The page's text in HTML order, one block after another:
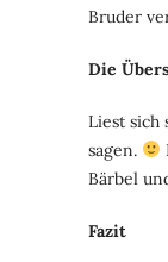
Bruder
Die
Liest sich
sagen.
Bärbel
Fazit